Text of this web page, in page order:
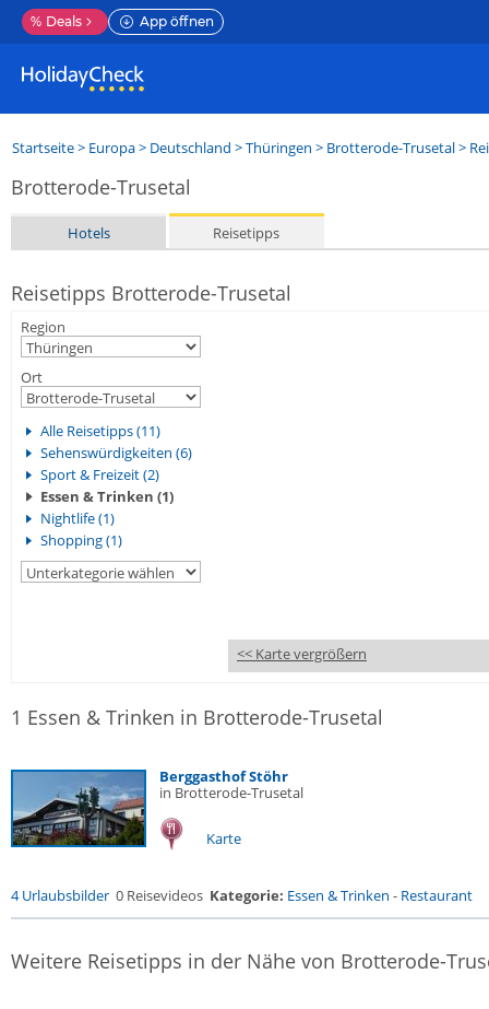
% Deals App öffnen
Startseite> Europa> Deutschland >Thüringen > Brotterode-Trusetal>
Brotterode-Trusetal
Hotels Reisetipps
Reisetipps Brotterode-Trusetal
Region
Ort
Alle Reisetipps (11)
Sehenswürdigkeiten (6)
Sport & Freizeit (2)
Essen & Trinken (1)
Nightlife (1)
Shopping (1)
<< Karte vergrößern
1 Essen & Trinken in Brotterode-Trusetal
Berggasthof Stöhr
in Brotterode-Trusetal
Karte
4 Urlaubsbilder 0 Reisevideos Kategorie: Essen & Trinken - Restaurant
Weitere Reisetipps in der Nähe von Brotterode-